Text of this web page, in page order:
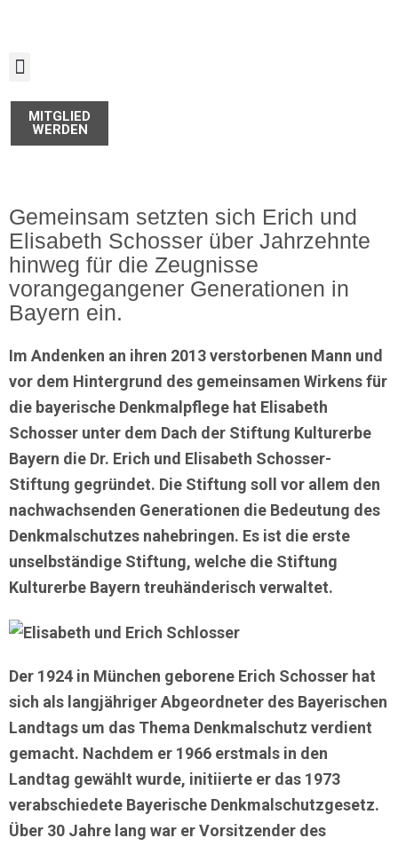
springen
MITGLIED
WERDEN
Gemeinsam setzten sich Erich und
Elisabeth Schosser über Jahrzehnte
hinweg für die Zeugnisse
vorangegangener Generationen in
Bayern ein.
Im Andenken an ihren 2013 verstorbenen Mann und
vor dem Hintergrund des gemeinsamen Wirkens für
die bayerische Denkmalpflege hat Elisabeth
Schosser unter dem Dach der Stiftung Kulturerbe
Bayern die Dr. Erich und Elisabeth Schosser-
Stiftung gegründet. Die Stiftung soll vor allem den
nachwachsenden Generationen die Bedeutung des
Denkmalschutzes nahebringen. Es ist die erste
unselbständige Stiftung, welche die Stiftung
Kulturerbe Bayern treuhänderisch verwaltet.
Der 1924 in München geborene Erich Schosser hat
sich als langjähriger Abgeordneter des Bayerischen
Landtags um das Thema Denkmalschutz verdient
gemacht. Nachdem er 1966 erstmals in den
Landtag gewählt wurde, initiierte er das 1973
verabschiedete Bayerische Denkmalschutzgesetz.
Über 30 Jahre lang war er Vorsitzender des